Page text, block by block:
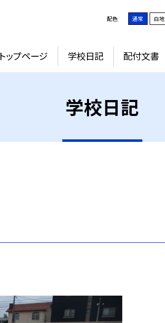
配色 通常 白地
トップページ 学校日記 配付文書
学校日記